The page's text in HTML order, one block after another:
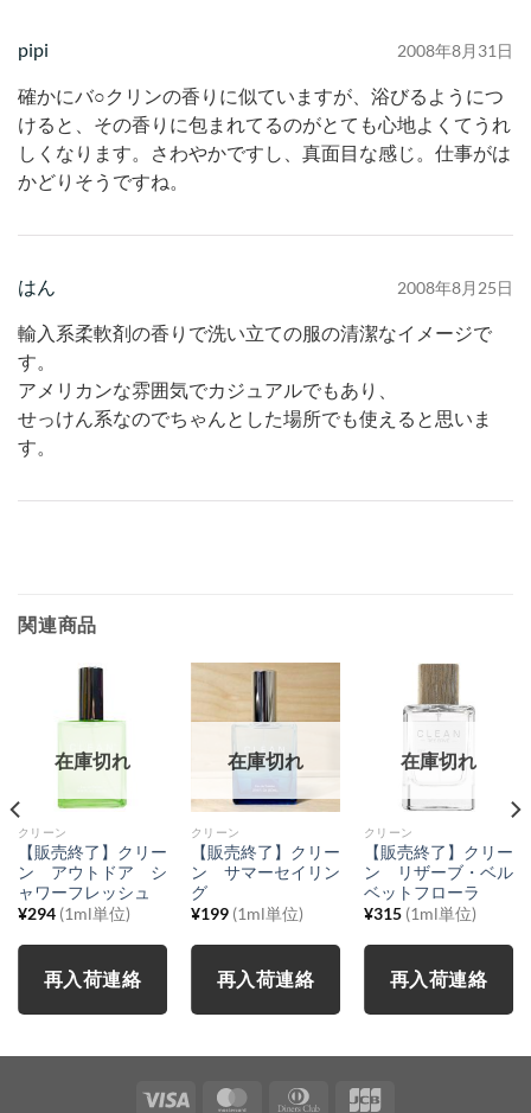
pipi 2008年8月31日
確かにバ○クリンの香りに似ていますが、浴びるようにつ
けると、その香りに包まれてるのがとても心地よくてうれ
しくなります。さわやかですし、真面目な感じ。仕事がは
かどりそうですね。
はん 2008年8月25日
輸入系柔軟剤の香りで洗い立ての服の清潔なイメージで
す。
アメリカンな雰囲気でカジュアルでもあり、
せっけん系なのでちゃんとした場所でも使えると思いま
す。
関連商品
在庫切れ
クリーン
【販売終了】クリー
ン アウトドア シ
ャワーフレッシュ
¥294 (1ml単位)
再入荷連絡
在庫切れ
クリーン
【販売終了】クリー
ン サマーセイリン
グ
¥199 (1ml単位)
再入荷連絡
在庫切れ
クリーン
【販売終了】クリー
ン リザーブ・ベル
ベットフローラ
¥315 (1ml単位)
再入荷連絡